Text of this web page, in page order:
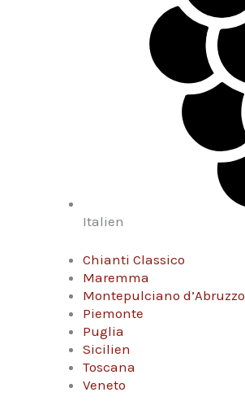
Italien
Chianti Classico
Maremma
Montepulciano d’Abruzzo
Piemonte
Puglia
Sicilien
Toscana
Veneto